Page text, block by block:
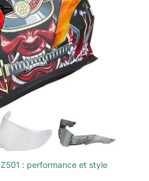
: performance et style